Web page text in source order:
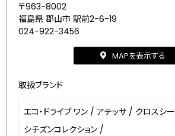
〒963-8002
福島県 郡山市 駅前2-6-19
024-922-3456
MAPを表示する
取扱ブランド
エコ・ドライブ ワン / アテッサ / クロスシー
シチズンコレクション /